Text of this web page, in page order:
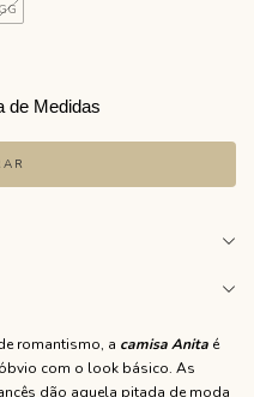
GG
de Medidas
romantismo, a camisa Anita é
com o look básico. As
dão aquela pitada de moda